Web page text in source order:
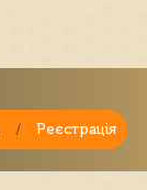
/ Реєстрація